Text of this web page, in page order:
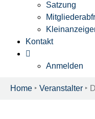
Satzung
Kontakt
Anmelden
Home ‣ Veranstalter ‣